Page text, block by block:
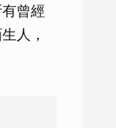
曾經
人，